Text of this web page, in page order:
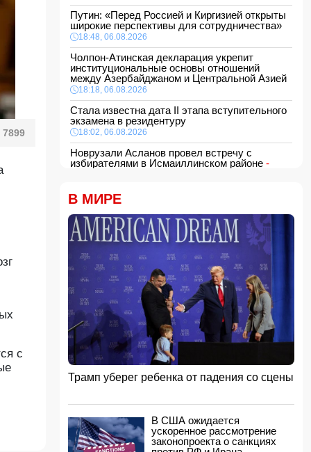
7899
с
Путин: «Перед Россией и Киргизией открыты
широкие перспективы для сотрудничества»
18:48, 06.08.2026
Чолпон-Атинская декларация укрепит
институциональные основы отношений
между Азербайджаном и Центральной Азией
18:18, 06.08.2026
Стала известна дата II этапа вступительного
экзамена в резидентуру
18:02, 06.08.2026
Новрузали Асланов провел встречу с
избирателями в Исмаиллинском районе -
«Новые технологии формируют новые
профессии на рынке труда» — эксперт
16:48, 06.08.2026
Джейхун Байрамов и Андрей Сибига проводят
встречу в Киеве
16:28, 06.08.2026
Гави покрасил волосы в розовый цвет в честь
победы Испании на ЧМ-2026
16:16, 06.08.2026
США сняли санкции с авиакомпании,
обвинявшейся в перевозке оружия для КСИР
16:00, 06.08.2026
Администрация Трампа вернула импортерам
пошлин
15:48, 06.08.2026
В Японии заявили о запуске КНДР
баллистической ракеты
В МИРЕ
Трамп уберег ребенка от падения со сцены
В США ожидается
ускоренное рассмотрение
законопроекта о санкциях